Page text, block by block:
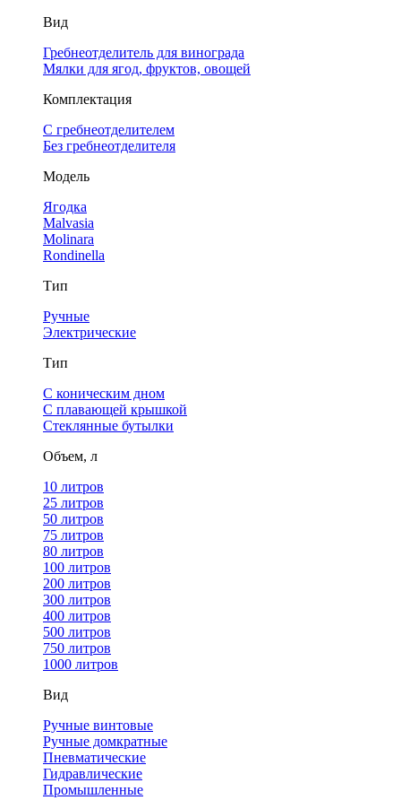
Вид
Гребнеотделитель для винограда
Мялки для ягод, фруктов, овощей
Комплектация
С гребнеотделителем
Без гребнеотделителя
Модель
Ягодка
Malvasia
Molinara
Rondinella
Тип
Ручные
Электрические
Тип
С коническим дном
С плавающей крышкой
Стеклянные бутылки
Объем, л
10 литров
25 литров
50 литров
75 литров
80 литров
100 литров
200 литров
300 литров
400 литров
500 литров
750 литров
1000 литров
Вид
Ручные винтовые
Ручные домкратные
Пневматические
Гидравлические
Промышленные